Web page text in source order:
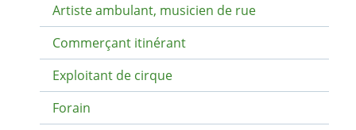
Artiste ambulant, musicien de rue
Commerçant itinérant
Exploitant de cirque
Forain